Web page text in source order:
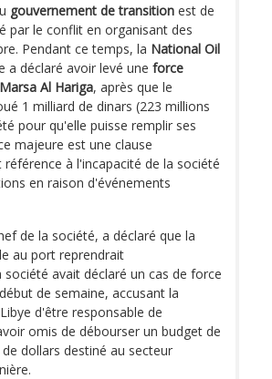
gouvernement de transition est de
par le conflit en organisant des
Pendant ce temps, la National Oil
a déclaré avoir levé une force
Marsa Al Hariga, après que le
1 milliard de dinars (223 millions
pour qu'elle puisse remplir ses
majeure est une clause
à l'incapacité de la société
en raison d'événements
de la société, a déclaré que la
au port reprendrait
avait déclaré un cas de force
de semaine, accusant la
d'être responsable de
omis de débourser un budget de
dollars destiné au secteur